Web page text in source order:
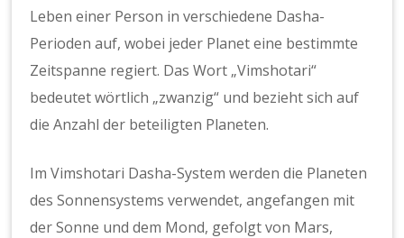
Leben einer Person in verschiedene Dasha-
Perioden auf, wobei jeder Planet eine bestimmte
Zeitspanne regiert. Das Wort „Vimshotari“
bedeutet wörtlich „zwanzig“ und bezieht sich auf
die Anzahl der beteiligten Planeten.
Im Vimshotari Dasha-System werden die Planeten
des Sonnensystems verwendet, angefangen mit
der Sonne und dem Mond, gefolgt von Mars,